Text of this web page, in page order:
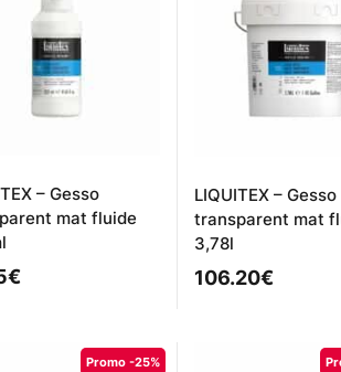
– Gesso
mat fluide
€
LIQUITEX – Gesso
transparent mat
3,78l
106.20€
Promo -25%